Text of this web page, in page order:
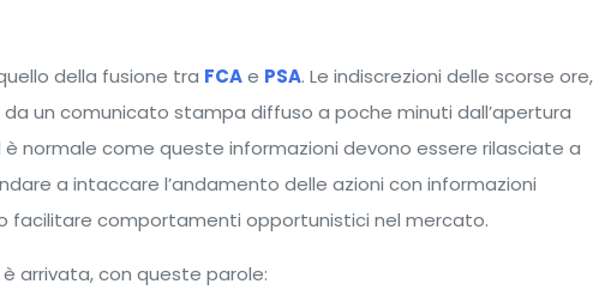
della fusione tra FCAe PSA. Le indiscrezioni delle scorse ore,
un comunicato stampa diffuso a poche minuti dall’apertura
è normale come queste informazioni devono essere rilasciate a
a intaccare l’andamento delle azioni con informazioni
facilitare comportamenti opportunistici nel mercato.
arrivata, con queste parole: